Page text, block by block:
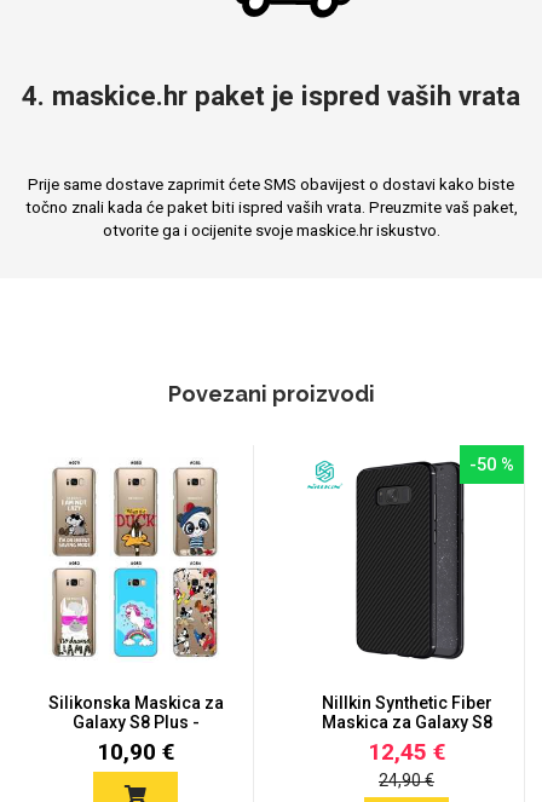
4. maskice.hr paket je ispred vaših vrata
Prije same dostave zaprimit ćete SMS obavijest o dostavi kako biste
točno znali kada će paket biti ispred vaših vrata. Preuzmite vaš paket,
otvorite ga i ocijenite svoje maskice.hr iskustvo.
Povezani proizvodi
Silikonska Maskica za
Galaxy S8 Plus -
Šareni...
10,90 €
-50 %
Nillkin Synthetic Fiber
Maskica za Galaxy S8
P...
12,45 €
24,90 €